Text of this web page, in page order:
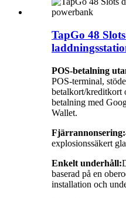
TapGo 48
POS-betalning
POS-terminal,
betalkort/kreditkort
betalning med
Wallet.
Fjärrannonsering:
explosionssäkert
Enkelt underhåll:
baserad på en
installation och